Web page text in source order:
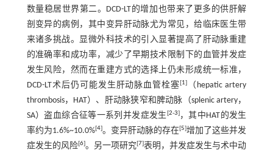
数量稳居世界第二。DCD-LT的增加也带来了更多的供肝解
剖变异的病例，其中变异肝动脉尤为常见，给临床医生带
来诸多挑战。显微外科技术的引入显著提高了肝动脉重建
的准确率和成功率，减少了早期技术限制下的血管并发症
发生风险，然而在重建方式的选择上仍未形成统一标准，
DCD-LT术后仍可能发生肝动脉血管栓塞[1]
（hepatic artery
thrombosis，HAT）、肝动脉狭窄和脾动脉（splenic artery，
SA）盗血综合征等一系列并发症发生[2-3]，其中HAT的发生
率约为1.6%~10.0%[4]。变异肝动脉的存在[5]增加了这些并发
症发生的风险[6]。另一项研究[7]表明，并发症发生与术中动